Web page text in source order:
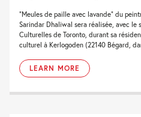
“Meules de paille avec lavande” du
Sarindar Dhaliwal sera réalisée, avec le
Culturelles de Toronto, durant sa
culturel à Kerlogoden (22140 Bégard,
LEARN MORE